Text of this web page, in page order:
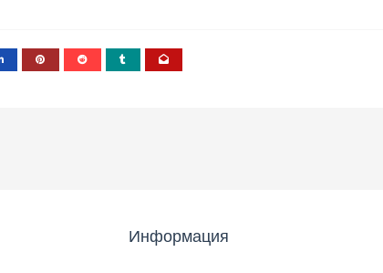
Информация